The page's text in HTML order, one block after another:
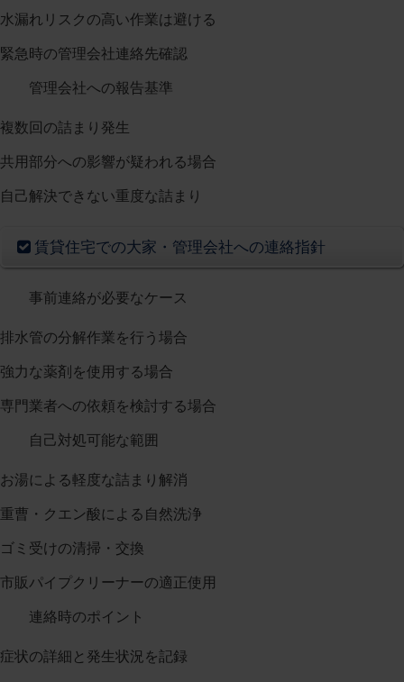
水漏れリスクの高い作業は避ける
緊急時の管理会社連絡先確認
管理会社への報告基準
複数回の詰まり発生
共用部分への影響が疑われる場合
自己解決できない重度な詰まり
賃貸住宅での大家・管理会社への連絡指針
事前連絡が必要なケース
排水管の分解作業を行う場合
強力な薬剤を使用する場合
専門業者への依頼を検討する場合
自己対処可能な範囲
お湯による軽度な詰まり解消
重曹・クエン酸による自然洗浄
ゴミ受けの清掃・交換
市販パイプクリーナーの適正使用
連絡時のポイント
症状の詳細と発生状況を記録